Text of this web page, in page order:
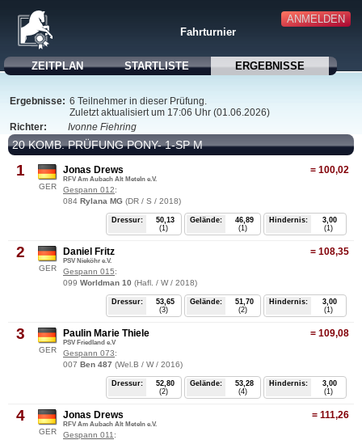
ANMELDEN
Fahrturnier
ZEITPLAN STARTLISTE ERGEBNISSE
Ergebnisse: 6 Teilnehmer in dieser Prüfung.
Zuletzt aktualisiert um 17:06 Uhr (01.06.2026)
Richter:
Ivonne Fiehring
20 KOMB. PRÜFUNG PONY- 1-SP M
1
GER
= 100,02
Jonas Drews
RFV Am Aubach Alt Meteln e.V.
Gespann 012:
084 Rylana MG (DR / S / 2018)
Hindernis:
3,00
(1)
Gelände:
46,89
(1)
Dressur:
50,13
(1)
2
GER
= 108,35
Daniel Fritz
PSV Nieköhr e.V.
Gespann 015:
099 Worldman 10 (Hafl. / W / 2018)
Hindernis:
3,00
(1)
Gelände:
51,70
(2)
Dressur:
53,65
(3)
3
GER
= 109,08
Paulin Marie Thiele
PSV Friedland e.V
Gespann 073:
007 Ben 487 (Wel.B / W / 2016)
Hindernis:
3,00
(1)
Gelände:
53,28
(4)
Dressur:
52,80
(2)
4
GER
= 111,26
Jonas Drews
RFV Am Aubach Alt Meteln e.V.
Gespann 011 :